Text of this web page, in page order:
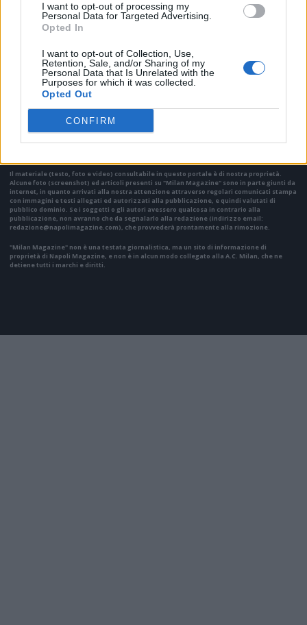
I want to opt-out of processing my
Personal Data for Targeted Advertising.
Opted In
I want to opt-out of Collection, Use,
Retention, Sale, and/or Sharing of my
Personal Data that Is Unrelated with the
Purposes for which it was collected.
Opted Out
CONFIRM
Il materiale (testo, foto e video) consultabile in questo portale è di nostra proprietà.
Alcune foto (screenshot) ed articoli presenti su "Milan Magazine" sono in parte giunti da
internet, in quanto arrivati alla nostra attenzione attraverso regolari comunicati stampa
con immagini e testi allegati ed autorizzati alla pubblicazione, e quindi valutati di
pubblico dominio. Se i soggetti o gli autori avessero qualcosa in contrario alla
pubblicazione, non avranno che da segnalarlo alla redazione (indirizzo email:
redazione@napolimagazine.com), che provvederà prontamente alla rimozione.
"Milan Magazine" non è una testata giornalistica, ma un sito di informazione di
proprietà di Napoli Magazine, e non è in alcun modo collegato alla A.C. Milan, che ne
detiene tutti i marchi e diritti.